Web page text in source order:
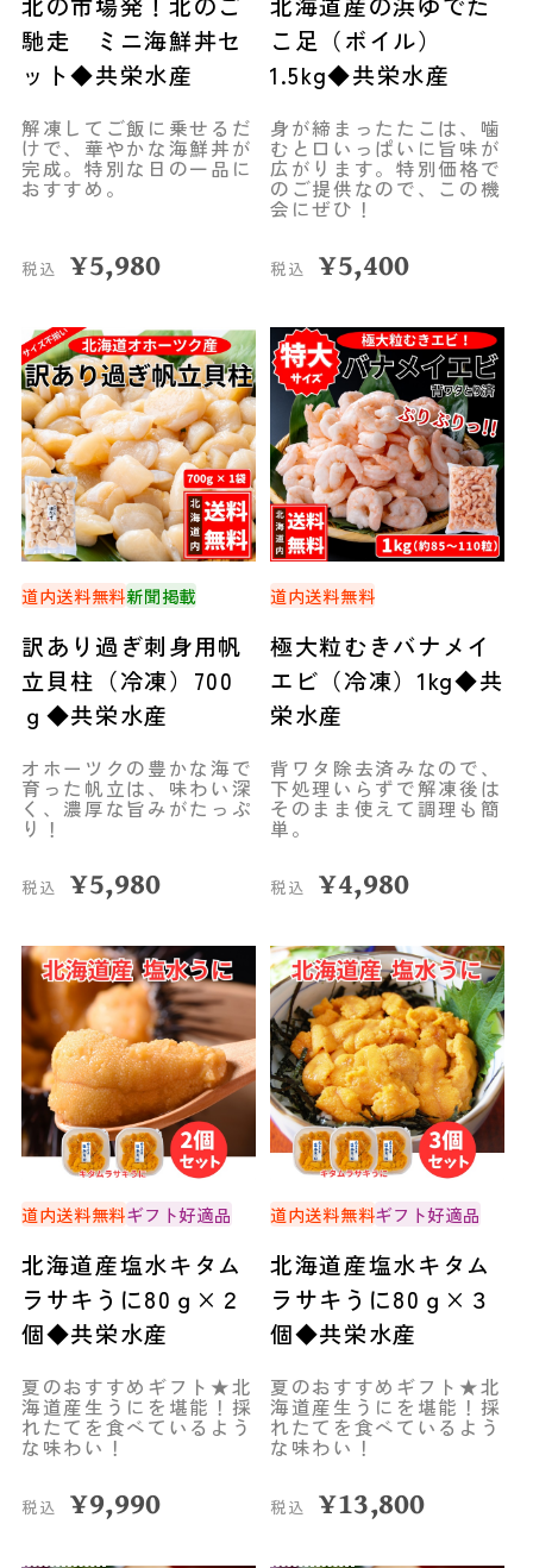
馳走 ミニ海鮮丼セ
ット◆共栄水産
解凍してご飯に乗せるだ
けで、華やかな海鮮丼が
完成。特別な日の一品に
おすすめ。
税込 ¥5,980
こ足（ボイル）
1.5kg◆共栄水産
身が締まったたこは、噛
むと口いっぱいに旨味が
広がります。特別価格で
のご提供なので、この機
会にぜひ！
税込 ¥5,400
道内送料無料新聞掲載
訳あり過ぎ刺身用帆
立貝柱（冷凍）700
ｇ◆共栄水産
オホーツクの豊かな海で
育った帆立は、味わい深
く、濃厚な旨みがたっぷ
り！
税込 ¥5,980
道内送料無料
極大粒むきバナメイ
エビ（冷凍）1kg◆共
栄水産
背ワタ除去済みなので、
下処理いらずで解凍後は
そのまま使えて調理も簡
単。
税込 ¥4,980
道内送料無料ギフト好適品
北海道産塩水キタム
ラサキうに80ｇ×２
個◆共栄水産
夏のおすすめギフト★北
海道産生うにを堪能！採
れたてを食べているよう
な味わい！
税込 ¥9,990
道内送料無料ギフト好適品
北海道産塩水キタム
ラサキうに80ｇ×３
個◆共栄水産
夏のおすすめギフト★北
海道産生うにを堪能！採
れたてを食べているよう
な味わい！
税込 ¥13,800